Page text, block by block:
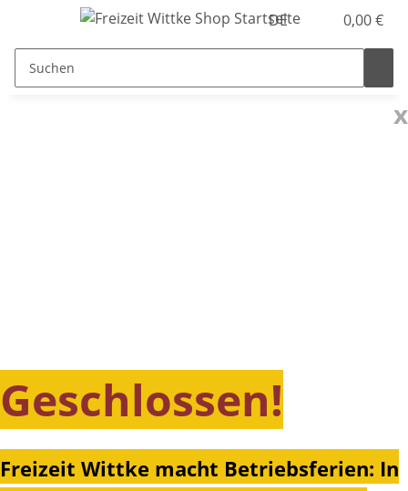
DE 0,00 €
x
Geschlossen!
Freizeit Wittke macht Betriebsferien: In